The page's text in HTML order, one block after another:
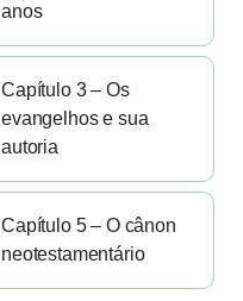
anos
Capítulo 3 – Os
evangelhos e sua
autoria
Capítulo 5 – O cânon
neotestamentário